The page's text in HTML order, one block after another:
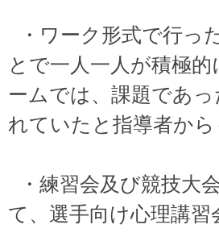
・ワーク形式で行っ
とで一人一人が積極
ームでは、課題であ
れていたと指導者か
・練習会及び競技大
て、選手向け心理講